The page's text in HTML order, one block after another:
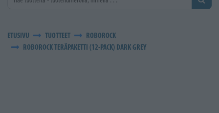
ETUSIVU TUOTTEET
ROBOROCK
ROBOROCK TERÄPAKETTI (12-PACK) DARK GREY